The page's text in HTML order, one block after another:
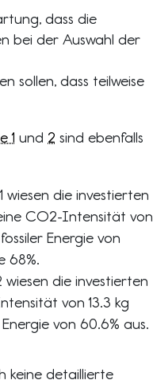
dass die
bei der Auswahl der
sollen, dass teilweise
1 und 2 sind ebenfalls
die investierten
CO2-Intensität von
Energie von
68%.
die investierten
von 13.3 kg
von 60.6% aus.
keine detaillierte